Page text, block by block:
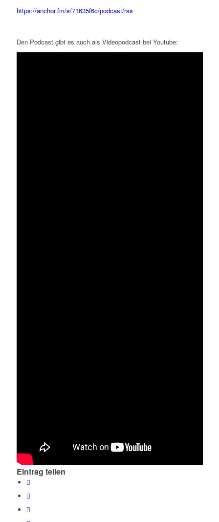
https://anchor.fm/s/71635f6c/podcast/rss
Den Podcast gibt es auch als Videopodcast bei Youtube:
Eintrag teilen